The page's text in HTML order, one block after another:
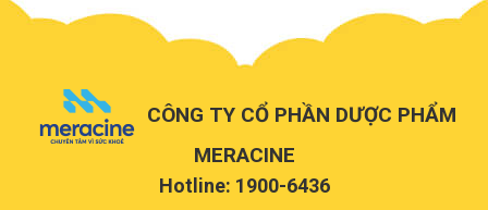
CÔNG TY CỔ PHẦN DƯỢC PHẨM
MERACINE
Hotline: 1900-6436